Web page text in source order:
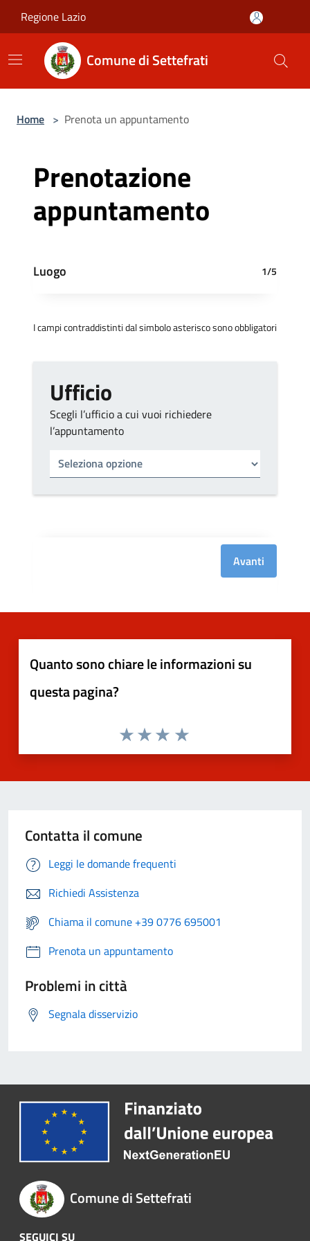
Regione Lazio
Comune di Settefrati
Home > Prenota un appuntamento
Prenotazione
appuntamento
Luogo 1/5
I campi contraddistinti dal simbolo asterisco sono obbligatori
Ufficio
Scegli l’ufficio a cui vuoi richiedere
l’appuntamento
Tipo di ufficio
Avanti
Quanto sono chiare le informazioni su
questa pagina?
Contatta il comune
Leggi le domande frequenti
Richiedi Assistenza
Chiama il comune +39 0776 695001
Prenota un appuntamento
Problemi in città
Segnala disservizio
Comune di Settefrati
SEGUICI SU